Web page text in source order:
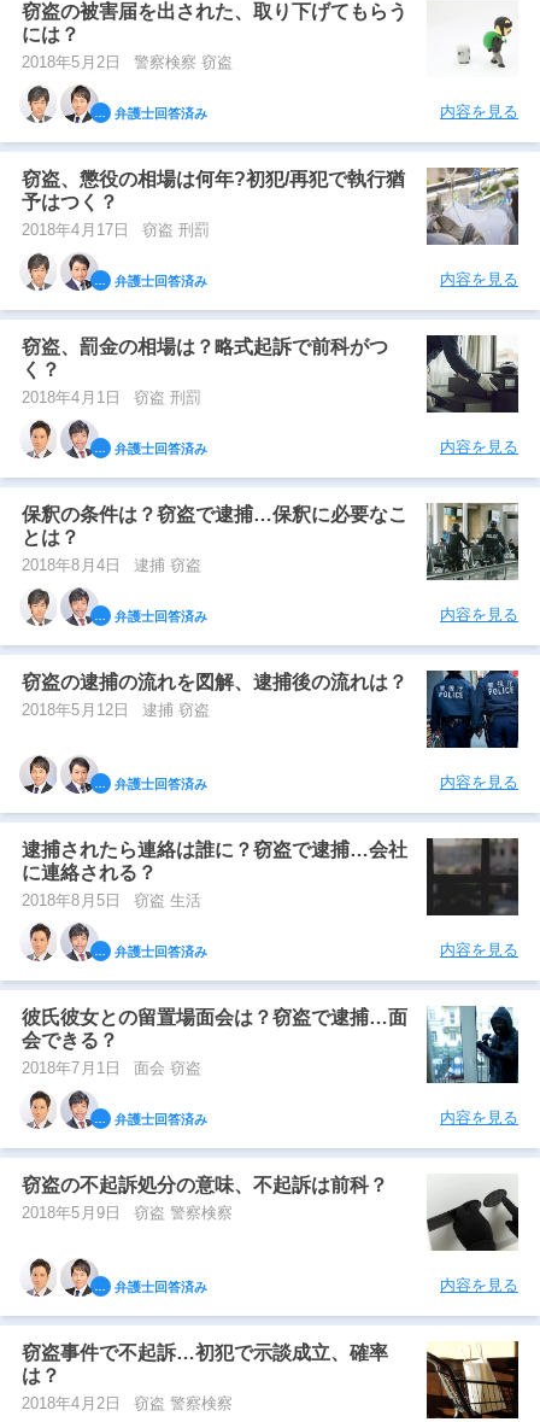
窃盗の被害届を出された、取り下げてもらう
には？
2018年5月2日 警察検察 窃盗
弁護士回答済み 内容を見る
窃盗、懲役の相場は何年?初犯/再犯で執行猶
予はつく？
2018年4月17日 窃盗 刑罰
弁護士回答済み 内容を見る
窃盗、罰金の相場は？略式起訴で前科がつ
く？
2018年4月1日 窃盗 刑罰
弁護士回答済み 内容を見る
保釈の条件は？窃盗で逮捕…保釈に必要なこ
とは？
2018年8月4日 逮捕 窃盗
弁護士回答済み 内容を見る
窃盗の逮捕の流れを図解、逮捕後の流れは？
2018年5月12日 逮捕 窃盗
弁護士回答済み 内容を見る
逮捕されたら連絡は誰に？窃盗で逮捕…会社
に連絡される？
2018年8月5日 窃盗 生活
弁護士回答済み 内容を見る
彼氏彼女との留置場面会は？窃盗で逮捕…面
会できる？
2018年7月1日 面会 窃盗
弁護士回答済み 内容を見る
窃盗の不起訴処分の意味、不起訴は前科？
2018年5月9日 窃盗 警察検察
弁護士回答済み 内容を見る
窃盗事件で不起訴…初犯で示談成立、確率
は？
2018年4月2日 窃盗 警察検察